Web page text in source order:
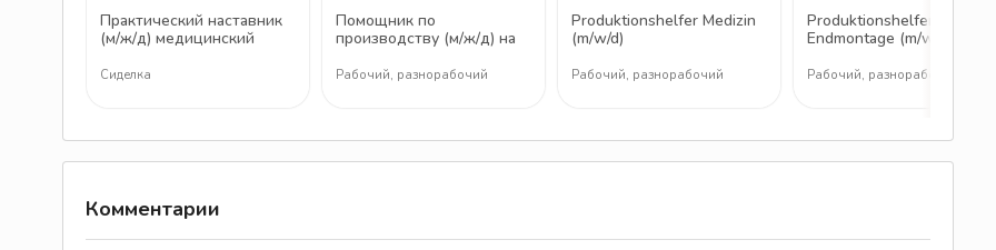
Практический наставник
(м/ж/д) медицинский
Сиделка
Помощник по
производству (м/ж/д) на
Рабочий, разнорабочий
Produktionshelfer Medizin
(m/w/d)
Рабочий, разнорабочий
Produktionshelfer
Endmontage (m/w/d)
Рабочий, разнорабочий
Комментарии